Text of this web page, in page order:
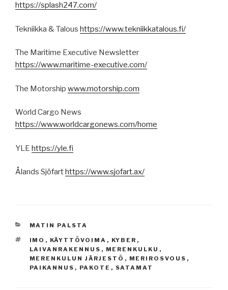
https://splash247.com/
Tekniikka & Talous https://www.tekniikkatalous.fi/
The Maritime Executive Newsletter
https://www.maritime-executive.com/
The Motorship www.motorship.com
World Cargo News
https://www.worldcargonews.com/home
YLE https://yle.fi
Ålands Sjöfarthttps://www.sjofart.ax/
KATEGORIAT
MATIN PALSTA
AVAINSANAT
IMO , KÄYTTÖVOIMA , KYBER ,
LAIVANRAKENNUS , MERENKULKU ,
MERENKULUN JÄRJESTÖ , MERIROSVOUS ,
PAIKANNUS , PAKOTE , SATAMAT